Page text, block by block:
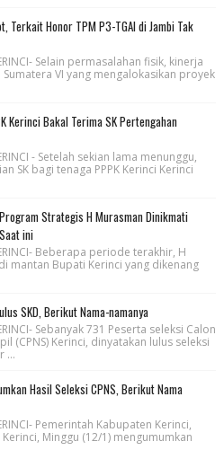
Terkait Honor TPM P3-TGAI di Jambi Tak
Selain permasalahan fisik, kinerja
VI yang mengalokasikan proyek
Kerinci Bakal Terima SK Pertengahan
- Setelah sekian lama menunggu,
SK bagi tenaga PPPK Kerinci Kerinci
Strategis H Murasman Dinikmati
ini
Beberapa periode terakhir, H
mantan Bupati Kerinci yang dikenang
SKD, Berikut Nama-namanya
Sebanyak 731 Peserta seleksi Calon
(CPNS) Kerinci, dinyatakan lulus seleksi
...
Hasil Seleksi CPNS, Berikut Nama
Pemerintah Kabupaten Kerinci,
Kerinci, Minggu (12/1) mengumumkan